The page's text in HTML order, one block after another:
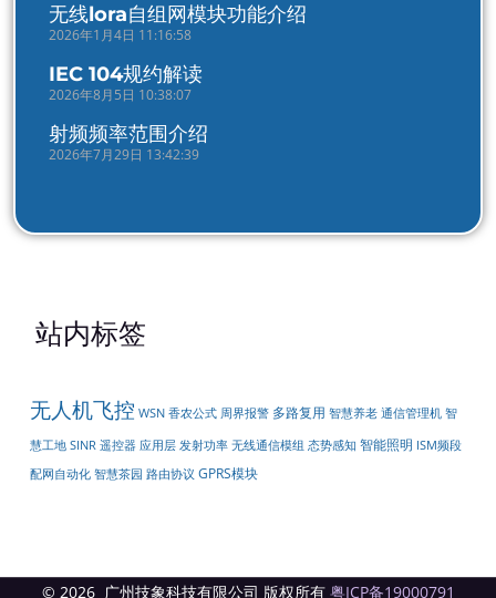
无线lora自组网模块功能介绍
2026年1月4日 11:16:58
IEC 104规约解读
2026年8月5日 10:38:07
射频频率范围介绍
2026年7月29日 13:42:39
站内标签
无人机飞控 WSN 香农公式 周界报警 多路复用 智慧养老 通信管理机 智
慧工地 SINR 遥控器 应用层 发射功率 无线通信模组 态势感知 智能照明 ISM频段
配网自动化 智慧茶园 路由协议 GPRS模块
© 2026 广州技象科技有限公司 版权所有 粤ICP备19000791